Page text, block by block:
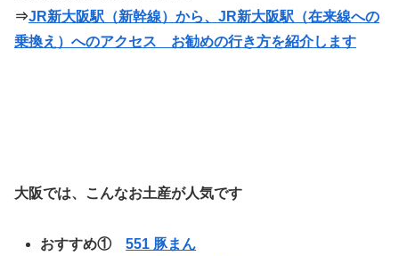
⇒JR新大阪駅（新幹線）から、JR新大阪駅（在来線への
乗換え）へのアクセス お勧めの行き方を紹介します
大阪では、こんなお土産が人気です
おすすめ①551 豚まん